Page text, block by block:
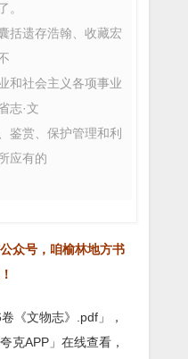
。
括遗存浩翰、收藏宏
和社会主义各项事业
志·文
鉴赏、保护管理和利
应有的
众号，咱榆林地方书
《文物志》.pdf」，
克APP」在线查看，